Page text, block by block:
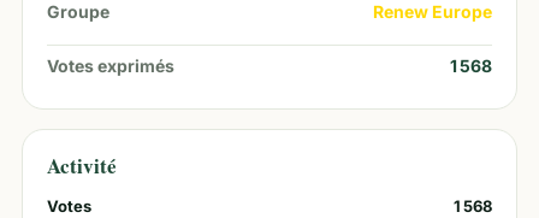
Groupe Renew Europe
Votes exprimés 1 568
Activité
Votes 1 568